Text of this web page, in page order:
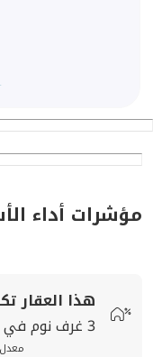
مؤشرات أداء
هذا العقار
3 غرف نوم في الجيزة